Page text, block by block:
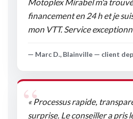
Motoplex Mirabel m'a
financement en 24 h et je
mon VTT. Service
— Marc D., Blainville — client
« Processus rapide,
surprise. Le conseiller a pris